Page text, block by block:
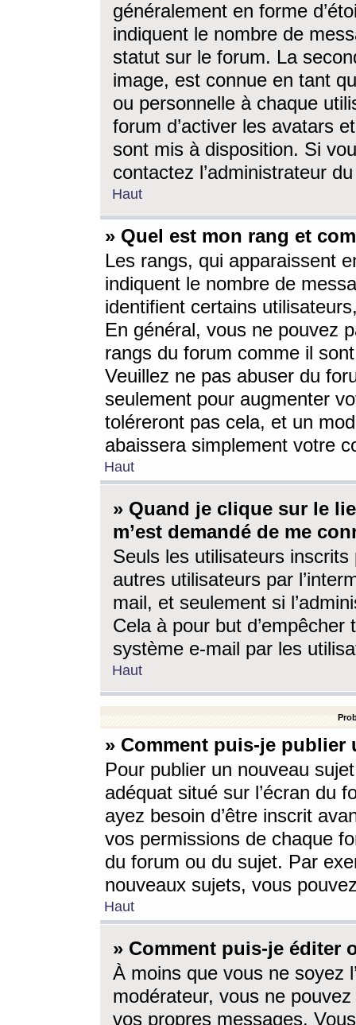
généralement en forme
indiquent le nombre de
statut sur le forum. La
image, est connue en tant
ou personnelle à chaque
forum d’activer les avatars
sont mis à disposition. Si
contactez l’administrateur
Haut
» Quel est mon rang et
Les rangs, qui apparaissent
indiquent le nombre de
identifient certains
En général, vous ne pouvez
rangs du forum comme il
Veuillez ne pas abuser du
seulement pour augmenter
toléreront pas cela, et un
abaissera simplement votre
Haut
» Quand je clique sur le
m’est demandé de me
Seuls les utilisateurs
autres utilisateurs par
mail, et seulement si
Cela à pour but
système e-mail par les
Haut
» Comment puis-je
Pour publier un nouveau
adéquat situé sur l’écran du
ayez besoin d’être inscrit
vos permissions de chaque
du forum ou du sujet. Par
nouveaux sujets, vous
Haut
» Comment puis-je éditer
À moins que vous ne soyez
modérateur, vous ne
vos propres messages.